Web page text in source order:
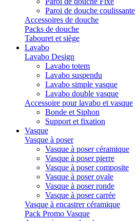
Paroi de douche coulissante
Accessoires de douche
Packs de douche
Tabouret et siège
Lavabo
Lavabo Design
Lavabo totem
Lavabo suspendu
Lavabo simple vasque
Lavabo double vasque
Accessoire pour lavabo et vasque
Bonde et Siphon
Support et fixation
Vasque
Vasque à poser
Vasque à poser céramique
Vasque à poser pierre
Vasque à poser composite
Vasque à poser ovale
Vasque à poser ronde
Vasque à poser carrée
Vasque à encastrer céramique
Pack Promo Vasque